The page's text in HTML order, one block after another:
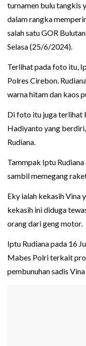
turnamen bulu tangkis
dalam rangka
salah satu GOR
Selasa (25/6/2024).
Terlihat pada foto itu,
Polres Cirebon.
warna hitam dan kaos
Di foto itu juga terlihat
Hadiyanto yang
Rudiana.
Tammpak Iptu
sambil memegang
Eky ialah kekasih Vina
kekasih ini diduga
orang dari geng motor.
Iptu Rudiana pada 16
Mabes Polri terkait
pembunuhan sadis